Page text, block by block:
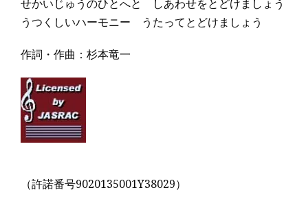
せかいじゅうのひとへと しあわせをとどけましょう
うつくしいハーモニー うたってとどけましょう
作詞・作曲：杉本竜一
（許諾番号9020135001Y38029）